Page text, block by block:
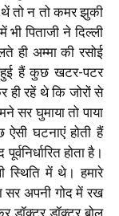
तो न तो कमर झुकी
पिताजी ने दिल्ली
ही अम्मा की रसोई
हुई हैं कुछ खटर-पटर
रहें थे कि जोरों से
घुमाया तो पाया
घटनाएं होती हैं
होता है।
स्थिति में थे। हमारे
अपनी गोद में रख
डॉक्टर बोल